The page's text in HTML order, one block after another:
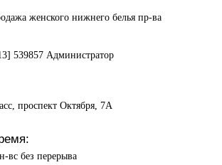
женского нижнего белья пр-ва
539857 Администратор
проспект Октября, 7А
вс без перерыва